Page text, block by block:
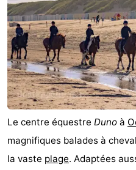
Le centre équestre Duno à
magnifiques balades à
la vaste plage. Adaptées